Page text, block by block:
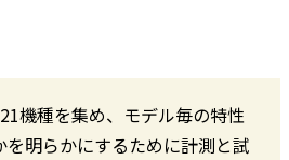
機種を集め、モデル毎の特性
明らかにするために計測と試